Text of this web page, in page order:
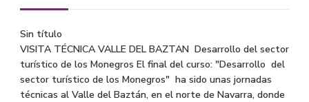
Sin título
VISITA TÉCNICA VALLE DEL BAZTAN Desarrollo del sector
turístico de los Monegros El final del curso: "Desarrollo del
sector turístico de los Monegros" ha sido unas jornadas
técnicas al Valle del Baztán, en el norte de Navarra, donde